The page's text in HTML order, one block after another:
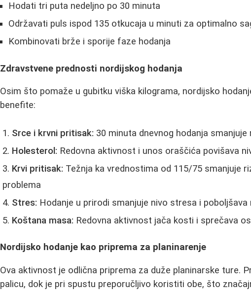
Hodati tri puta nedeljno po 30 minuta
Održavati puls ispod 135 otkucaja u minuti za optimalno
Kombinovati brže i sporije faze hodanja
Zdravstvene prednosti nordijskog hodanja
Osim što pomaže u gubitku viška kilograma, nordijsko
benefite:
Srce i krvni pritisak: 30 minuta dnevnog hodanja
Holesterol: Redovna aktivnost i unos oraščića povišava
Krvi pritisak: Težnja ka vrednostima od 115/75 smanjuje
problema
Stres: Hodanje u prirodi smanjuje nivo stresa i poboljšava
Koštana masa: Redovna aktivnost jača kosti i sprečava
Nordijsko hodanje kao priprema za planinarenje
Ova aktivnost je odlična priprema za duže planinarske ture.
palicu, dok je pri spustu preporučljivo koristiti obe, što